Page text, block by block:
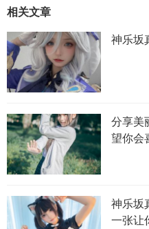
相关文章
神乐坂
分享美
望你会
神乐坂
一张让